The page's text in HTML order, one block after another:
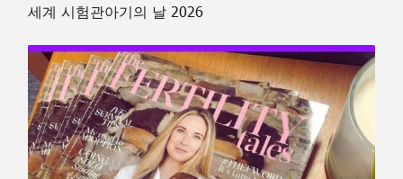
세계 시험관아기의 날 2026